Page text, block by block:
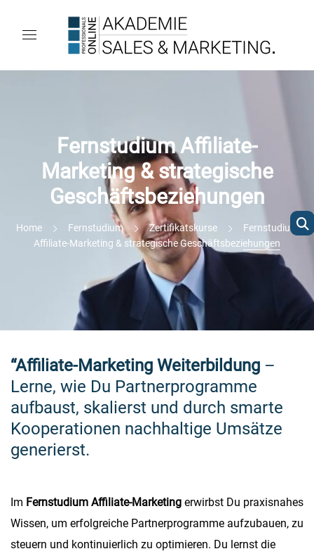
Fernstudium Affiliate-
Marketing & strategische
Geschäftsbeziehungen
Home Fernstudium Zertifikatskurse
Fernstudium
Affiliate-Marketing & strategische Geschäftsbeziehungen
“Affiliate-Marketing Weiterbildung –
Lerne, wie Du Partnerprogramme
aufbaust, skalierst und durch smarte
Kooperationen nachhaltige Umsätze
generierst.
Im Fernstudium Affiliate-Marketing erwirbst Du praxisnahes
Wissen, um erfolgreiche Partnerprogramme aufzubauen, zu
steuern und kontinuierlich zu optimieren. Du lernst die